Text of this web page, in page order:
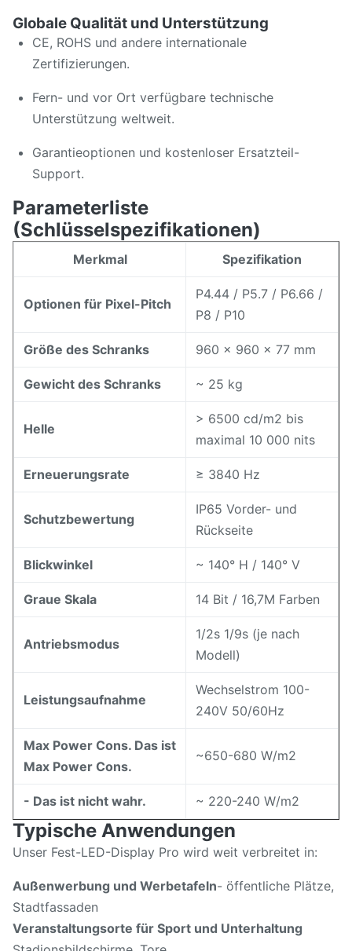
Globale Qualität und Unterstützung
CE, ROHS und andere internationale
Zertifizierungen.
Fern- und vor Ort verfügbare technische
Unterstützung weltweit.
Garantieoptionen und kostenloser Ersatzteil-
Support.
Parameterliste
(Schlüsselspezifikationen)
Merkmal Spezifikation
Optionen für Pixel-Pitch
P4.44 / P5.7 / P6.66 /
P8 / P10
Größe des Schranks 960 × 960 × 77 mm
Gewicht des Schranks ~ 25 kg
Helle
> 6500 cd/m2 bis
maximal 10 000 nits
Erneuerungsrate ≥ 3840 Hz
Schutzbewertung
IP65 Vorder- und
Rückseite
Blickwinkel ~ 140° H / 140° V
Graue Skala 14 Bit / 16,7M Farben
Antriebsmodus
1/2s 1/9s (je nach
Modell)
Leistungsaufnahme
Wechselstrom 100-
240V 50/60Hz
Max Power Cons. Das ist
Max Power Cons.
~650-680 W/m2
- Das ist nicht wahr. ~ 220-240 W/m2
Typische Anwendungen
Unser Fest-LED-Display Pro wird weit verbreitet in:
Außenwerbung und Werbetafeln- öffentliche Plätze,
Stadtfassaden
Veranstaltungsorte für Sport und Unterhaltung